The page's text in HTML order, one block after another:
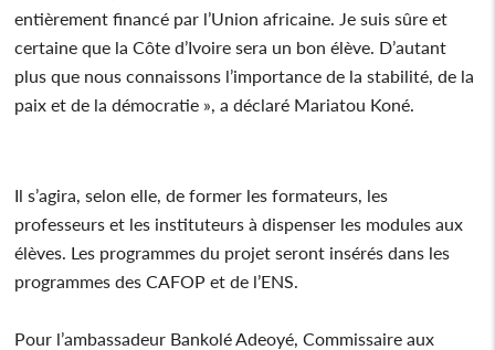
entièrement financé par l’Union africaine. Je suis sûre et
certaine que la Côte d’Ivoire sera un bon élève. D’autant
plus que nous connaissons l’importance de la stabilité, de la
paix et de la démocratie », a déclaré Mariatou Koné.
Il s’agira, selon elle, de former les formateurs, les
professeurs et les instituteurs à dispenser les modules aux
élèves. Les programmes du projet seront insérés dans les
programmes des CAFOP et de l’ENS.
Pour l’ambassadeur Bankolé Adeoyé, Commissaire aux